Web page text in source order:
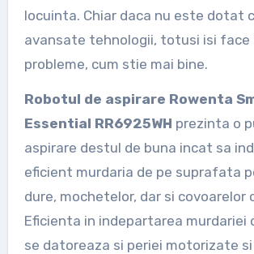
locuinta. Chiar daca nu este dotat
avansate tehnologii, totusi isi
probleme, cum stie mai bine.
Robotul de aspirare Rowenta
Essential RR6925WH prezinta o
aspirare destul de buna incat sa
eficient murdaria de pe suprafata
dure, mochetelor, dar si covoarelor
Eficienta in indepartarea murdariei
se datoreaza si periei motorizate si